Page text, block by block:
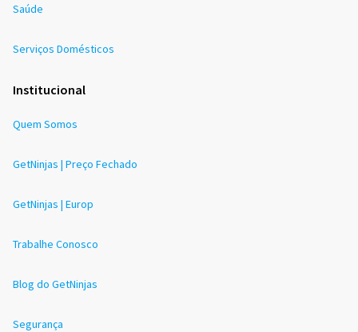
Saúde
Serviços Domésticos
Institucional
Quem Somos
GetNinjas | Preço Fechado
GetNinjas | Europ
Trabalhe Conosco
Blog do GetNinjas
Segurança